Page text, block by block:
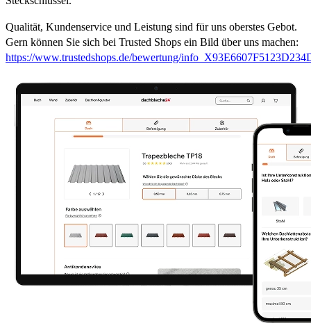
Qualität, Kundenservice und Leistung sind für uns oberstes Gebot.
Gern können Sie sich bei Trusted Shops ein Bild über uns machen:
https://www.trustedshops.de/bewertung/